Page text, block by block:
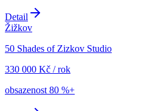
Detail
Žižkov
50 Shades of Zizkov Studio
330 000 Kč / rok
obsazenost 80 %+